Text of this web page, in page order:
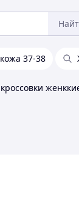
37-38